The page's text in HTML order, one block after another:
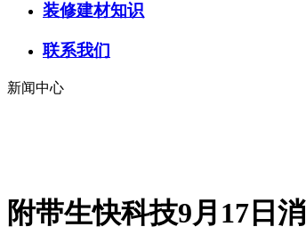
装修建材知识
联系我们
新闻中心
附带生快科技9月17日消